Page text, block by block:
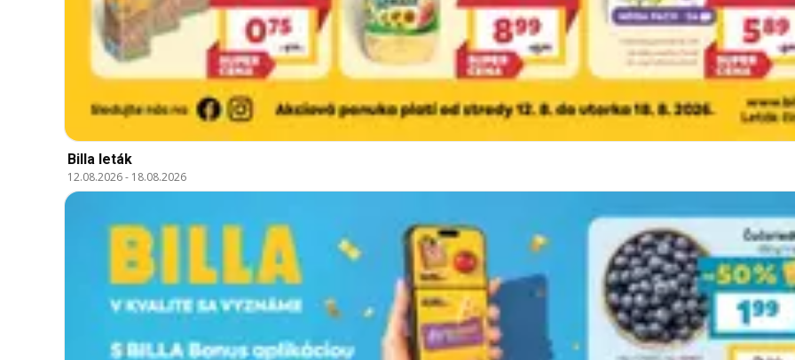
Billa leták
12.08.2026- 18.08.2026